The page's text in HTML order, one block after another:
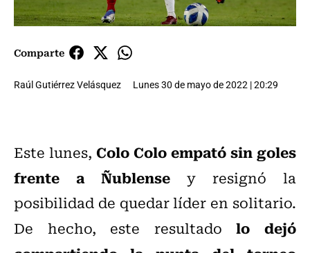
Comparte
Raúl Gutiérrez Velásquez Lunes 30 de mayo de 2022 | 20:29
Este lunes, Colo Colo empató sin goles
frente a Ñublense y resignó la
posibilidad de quedar líder en solitario.
De hecho, este resultadolo dejó